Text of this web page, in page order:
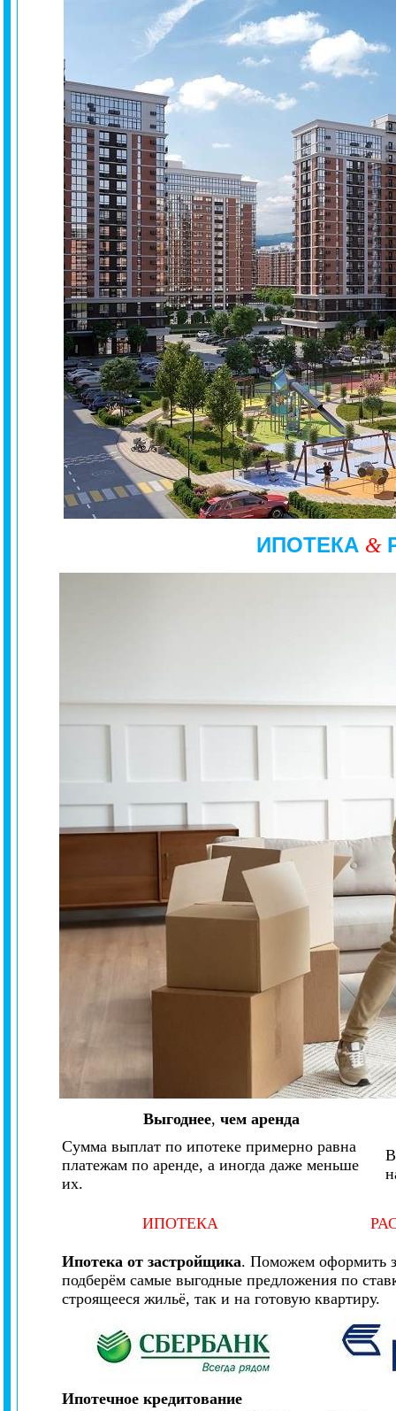
ИПОТЕКА &
Выгоднее, чем аренда
Сумма выплат по ипотеке примерно равна
платежам по аренде, а иногда даже меньше
их.
ИПОТЕКА
Ипотека от застройщика. Поможем оформить
подберём самые выгодные предложения по
строящееся жильё, так и на готовую квартиру.
Ипотечное кредитование